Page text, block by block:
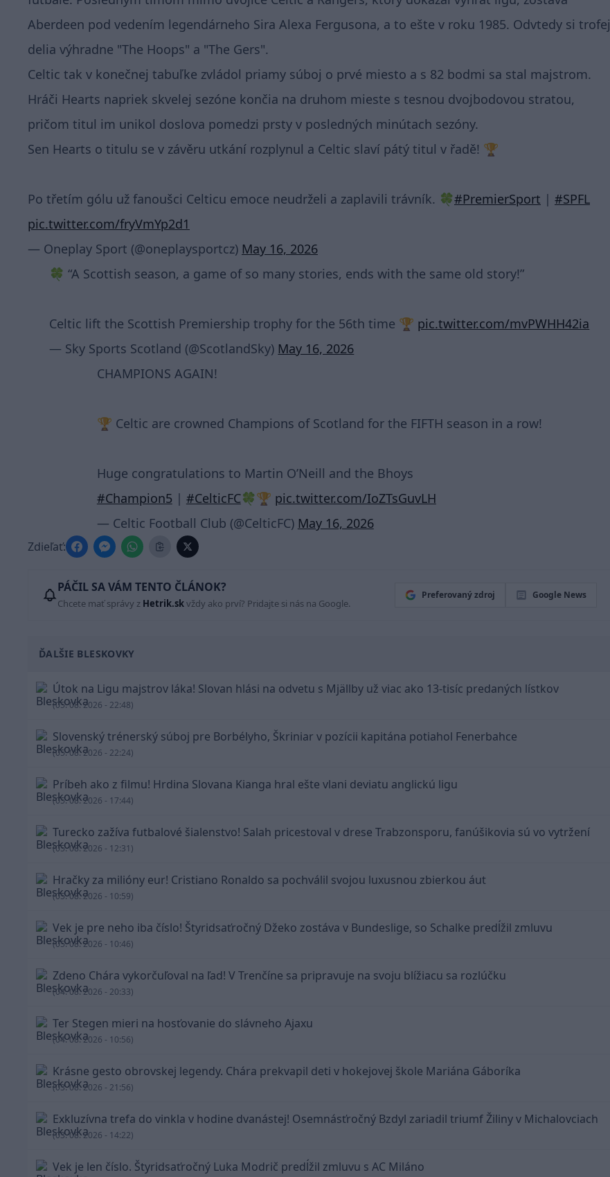
Aberdeen pod vedením legendárneho Sira Alexa Fergusona, a to ešte v roku 1985. Odvtedy si trofej
delia výhradne "The Hoops" a "The Gers".
Celtic tak v konečnej tabuľke zvládol priamy súboj o prvé miesto a s 82 bodmi sa stal majstrom.
Hráči Hearts napriek skvelej sezóne končia na druhom mieste s tesnou dvojbodovou stratou,
pričom titul im unikol doslova pomedzi prsty v posledných minútach sezóny.
Sen Hearts o titulu se v závěru utkání rozplynul a Celtic slaví pátý titul v řadě! 🏆
Po třetím gólu už fanoušci Celticu emoce neudrželi a zaplavili trávník. 🍀#PremierSport | #SPFL
pic.twitter.com/fryVmYp2d1
— Oneplay Sport (@oneplaysportcz) May 16, 2026
🍀 “A Scottish season, a game of so many stories, ends with the same old story!”
Celtic lift the Scottish Premiership trophy for the 56th time 🏆 pic.twitter.com/mvPWHH42ia
— Sky Sports Scotland (@ScotlandSky) May 16, 2026
CHAMPIONS AGAIN!
🏆 Celtic are crowned Champions of Scotland for the FIFTH season in a row!
Huge congratulations to Martin O’Neill and the Bhoys
#Champion5 | #CelticFC🍀🏆 pic.twitter.com/IoZTsGuvLH
— Celtic Football Club (@CelticFC) May 16, 2026
Zdieľať:
PÁČIL SA VÁM TENTO ČLÁNOK?
Chcete mať správy z Hetrik.skvždy ako prví? Pridajte si nás na Google.
Preferovaný zdroj Google News
ĎALŠIE BLESKOVKY
Útok na Ligu majstrov láka! Slovan hlási na odvetu s Mjällby už viac ako 13-tisíc predaných lístkov
(05. 08. 2026 - 22:48)
Slovenský trénerský súboj pre Borbélyho, Škriniar v pozícii kapitána potiahol Fenerbahce
(05. 08. 2026 - 22:24)
Príbeh ako z filmu! Hrdina Slovana Kianga hral ešte vlani deviatu anglickú ligu
(05. 08. 2026 - 17:44)
Turecko zažíva futbalové šialenstvo! Salah pricestoval v drese Trabzonsporu, fanúšikovia sú vo vytržení
(05. 08. 2026 - 12:31)
Hračky za milióny eur! Cristiano Ronaldo sa pochválil svojou luxusnou zbierkou áut
(05. 08. 2026 - 10:59)
Vek je pre neho iba číslo! Štyridsaťročný Džeko zostáva v Bundeslige, so Schalke predĺžil zmluvu
(05. 08. 2026 - 10:46)
Zdeno Chára vykorčuľoval na ľad! V Trenčíne sa pripravuje na svoju blížiacu sa rozlúčku
(04. 08. 2026 - 20:33)
Ter Stegen mieri na hosťovanie do slávneho Ajaxu
(04. 08. 2026 - 10:56)
Krásne gesto obrovskej legendy. Chára prekvapil deti v hokejovej škole Mariána Gáboríka
(03. 08. 2026 - 21:56)
Exkluzívna trefa do vinkla v hodine dvanástej! Osemnásťročný Bzdyl zariadil triumf Žiliny v Michalovciach
(03. 08. 2026 - 14:22)
Vek je len číslo. Štyridsaťročný Luka Modrič predĺžil zmluvu s AC Miláno